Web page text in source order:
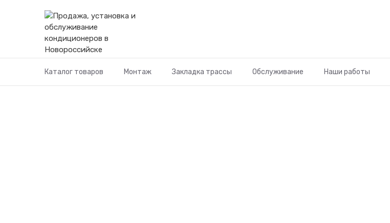
содержимому
Каталог товаров Монтаж Закладка трассы Обслуживание Наши работы